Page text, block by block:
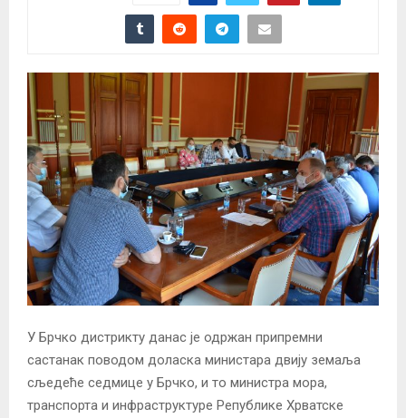
У Брчко дистрикту данас је одржан припремни
састанак поводом доласка министара двију земаља
сљедеће седмице у Брчко, и то министра мора,
транспорта и инфраструктуре Републике Хрватске